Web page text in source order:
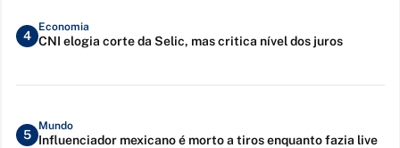
4
Economia
CNI elogia corte da Selic, mas critica nível dos juros
5
Mundo
Influenciador mexicano é morto a tiros enquanto fazia live